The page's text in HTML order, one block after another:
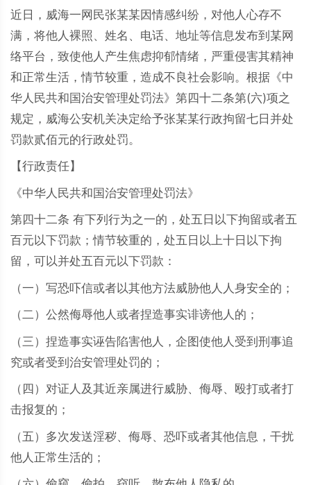
近日，威海一网民张某某因情感纠纷，对他人心存不
满，将他人裸照、姓名、电话、地址等信息发布到某网
络平台，致使他人产生焦虑抑郁情绪，严重侵害其精神
和正常生活，情节较重，造成不良社会影响。根据《中
华人民共和国治安管理处罚法》第四十二条第(六)项之
规定，威海公安机关决定给予张某某行政拘留七日并处
罚款贰佰元的行政处罚。
【行政责任】
《中华人民共和国治安管理处罚法》
第四十二条 有下列行为之一的，处五日以下拘留或者五
百元以下罚款；情节较重的，处五日以上十日以下拘
留，可以并处五百元以下罚款：
（一）写恐吓信或者以其他方法威胁他人人身安全的；
（二）公然侮辱他人或者捏造事实诽谤他人的；
（三）捏造事实诬告陷害他人，企图使他人受到刑事追
究或者受到治安管理处罚的；
（四）对证人及其近亲属进行威胁、侮辱、殴打或者打
击报复的；
（五）多次发送淫秽、侮辱、恐吓或者其他信息，干扰
他人正常生活的；